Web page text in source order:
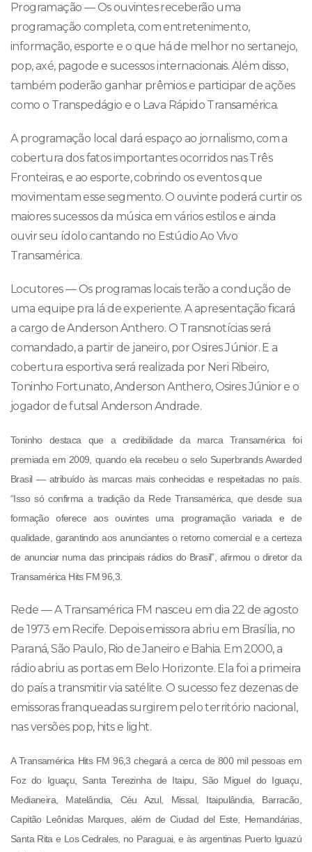
Programação — Os ouvintes receberão uma
programação completa, com entretenimento,
informação, esporte e o que há de melhor no sertanejo,
pop, axé, pagode e sucessos internacionais. Além disso,
também poderão ganhar prêmios e participar de ações
como o Transpedágio e o Lava Rápido Transamérica.
A programação local dará espaço ao jornalismo, com a
cobertura dos fatos importantes ocorridos nas Três
Fronteiras, e ao esporte, cobrindo os eventos que
movimentam esse segmento. O ouvinte poderá curtir os
maiores sucessos da música em vários estilos e ainda
ouvir seu ídolo cantando no Estúdio Ao Vivo
Transamérica.
Locutores — Os programas locais terão a condução de
uma equipe pra lá de experiente. A apresentação ficará
a cargo de Anderson Anthero. O Transnotícias será
comandado, a partir de janeiro, por Osires Júnior. E a
cobertura esportiva será realizada por Neri Ribeiro,
Toninho Fortunato, Anderson Anthero, Osires Júnior e o
jogador de futsal Anderson Andrade.
Toninho destaca que a credibilidade da marca Transamérica foi
premiada em 2009, quando ela recebeu o selo Superbrands Awarded
Brasil — atribuído às marcas mais conhecidas e respeitadas no país.
“Isso só confirma a tradição da Rede Transamérica, que desde sua
formação oferece aos ouvintes uma programação variada e de
qualidade, garantindo aos anunciantes o retorno comercial e a certeza
de anunciar numa das principais rádios do Brasil”, afirmou o diretor da
Transamérica Hits FM 96,3.
Rede — A Transamérica FM nasceu em dia 22 de agosto
de 1973 em Recife. Depois emissora abriu em Brasília, no
Paraná, São Paulo, Rio de Janeiro e Bahia. Em 2000, a
rádio abriu as portas em Belo Horizonte. Ela foi a primeira
do país a transmitir via satélite. O sucesso fez dezenas de
emissoras franqueadas surgirem pelo território nacional,
nas versões pop, hits e light.
A Transamérica Hits FM 96,3 chegará a cerca de 800 mil pessoas em
Foz do Iguaçu, Santa Terezinha de Itaipu, São Miguel do Iguaçu,
Medianeira, Matelândia, Céu Azul, Missal, Itaipulândia, Barracão,
Capitão Leônidas Marques, além de Ciudad del Este, Hernandárias,
Santa Rita e Los Cedrales, no Paraguai, e às argentinas Puerto Iguazú